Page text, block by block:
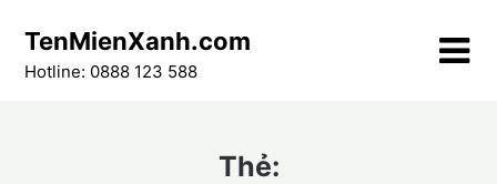
content
TenMienXanh.com
Hotline: 0888 123 588
Thẻ: